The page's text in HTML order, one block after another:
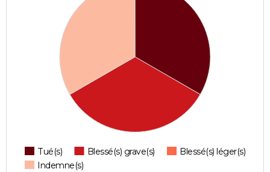
Tué(s) Blessé(s) grave(s)
Blessé(s) léger(s)
Indemne(s)